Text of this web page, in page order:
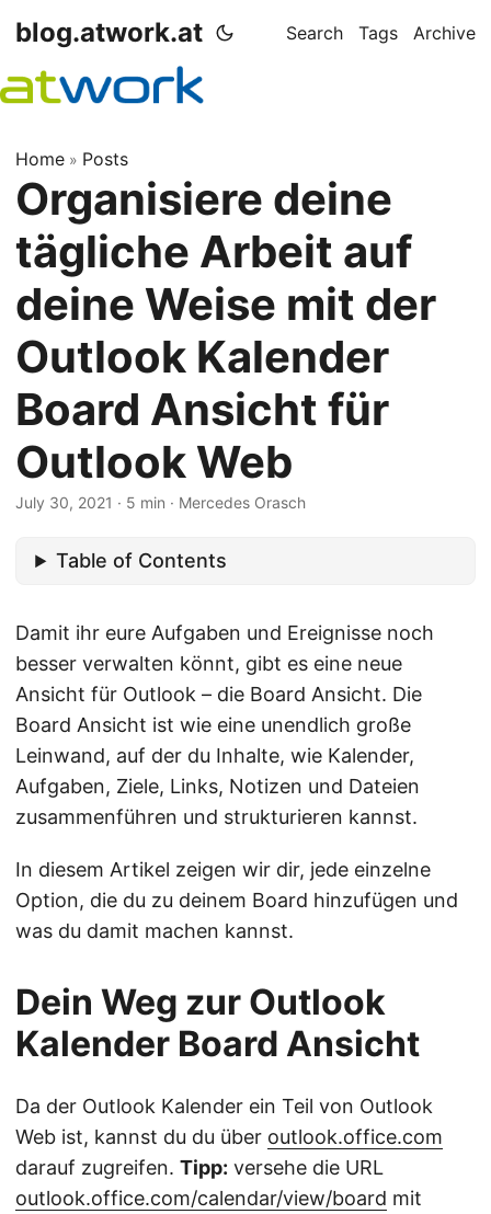
blog.atwork.at Search Tags Archive
Home » Posts
Organisiere deine
tägliche Arbeit auf
deine Weise mit der
Outlook Kalender
Board Ansicht für
Outlook Web
July 30, 2021 · 5 min · Mercedes Orasch
Table of Contents
Damit ihr eure Aufgaben und Ereignisse noch
besser verwalten könnt, gibt es eine neue
Ansicht für Outlook – die Board Ansicht. Die
Board Ansicht ist wie eine unendlich große
Leinwand, auf der du Inhalte, wie Kalender,
Aufgaben, Ziele, Links, Notizen und Dateien
zusammenführen und strukturieren kannst.
In diesem Artikel zeigen wir dir, jede einzelne
Option, die du zu deinem Board hinzufügen und
was du damit machen kannst.
Dein Weg zur Outlook
Kalender Board Ansicht
Da der Outlook Kalender ein Teil von Outlook
Web ist, kannst du du über outlook.office.com
darauf zugreifen. Tipp: versehe die URL
outlook.office.com/calendar/view/board mit